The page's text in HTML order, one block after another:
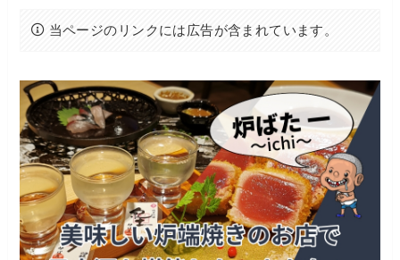
当ページのリンクには広告が含まれています。